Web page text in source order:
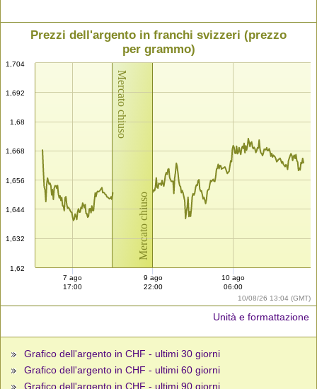
Mercato chiuso
Mercato chiuso
10/08/26 13:04 (GMT)
Prezzi dell'argento in franchi svizzeri (prezzo
per grammo)
1,62
1,632
1,644
1,656
1,668
1,68
1,692
1,704
7 ago
17:00
9 ago
22:00
10 ago
06:00
Unità e formattazione
Grafico dell'argento in CHF - ultimi 30 giorni
Grafico dell'argento in CHF - ultimi 60 giorni
Grafico dell'argento in CHF - ultimi 90 giorni